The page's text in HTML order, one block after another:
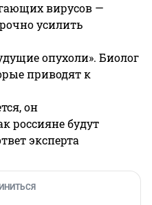
вирусов —
усилить
опухоли». Биолог
приводят к
он
россияне будут
эксперта